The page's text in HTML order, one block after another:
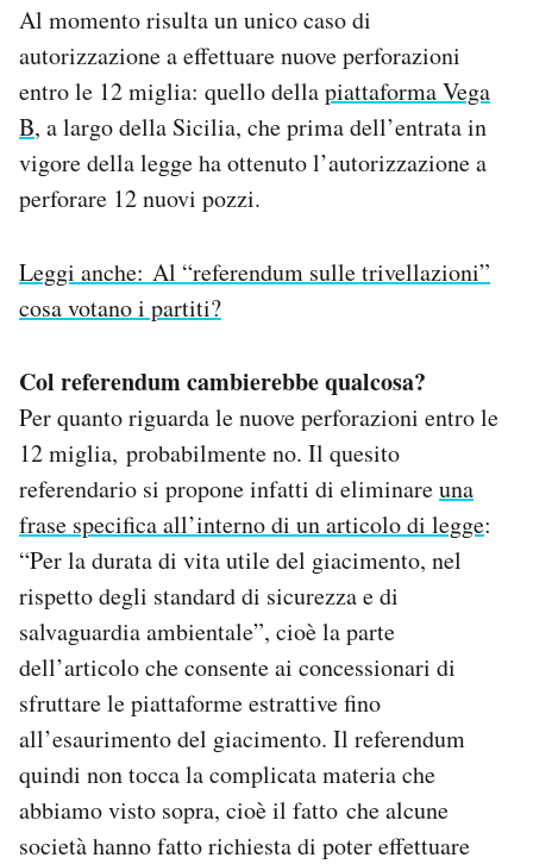
Al momento risulta un unico caso di
autorizzazione a effettuare nuove perforazioni
entro le 12 miglia: quello dellapiattaforma Vega
B, a largo della Sicilia, che prima dell’entrata in
vigore della legge ha ottenuto l’autorizzazione a
perforare 12 nuovi pozzi.
Leggi anche: Al “referendum sulle trivellazioni”
cosa votano i partiti?
Col referendum cambierebbe qualcosa?
Per quanto riguarda le nuove perforazioni entro le
12 miglia, probabilmente no. Il quesito
referendario si propone infatti di eliminareuna
frase specifica all’interno di un articolo di legge:
“Per la durata di vita utile del giacimento, nel
rispetto degli standard di sicurezza e di
salvaguardia ambientale”, cioè la parte
dell’articolo che consente ai concessionari di
sfruttare le piattaforme estrattive fino
all’esaurimento del giacimento. Il referendum
quindi non tocca la complicata materia che
abbiamo visto sopra, cioè il fatto che alcune
società hanno fatto richiesta di poter effettuare